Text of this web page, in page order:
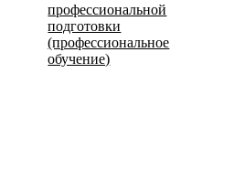
профессиональной
подготовки
(профессиональное
обучение)